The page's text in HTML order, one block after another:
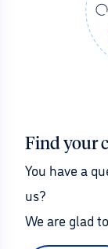
Find your
You have a
us?
We are glad